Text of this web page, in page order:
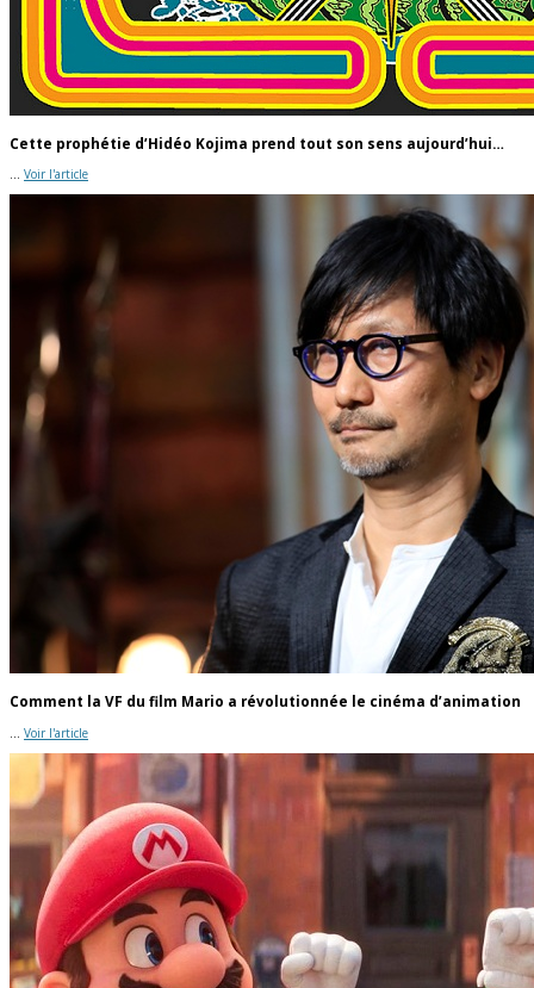
Cette prophétie d’Hidéo Kojima prend tout son sens aujourd’hui…
... Voir l'article
Comment la VF du film Mario a révolutionnée le cinéma d’animation
Voir l'article